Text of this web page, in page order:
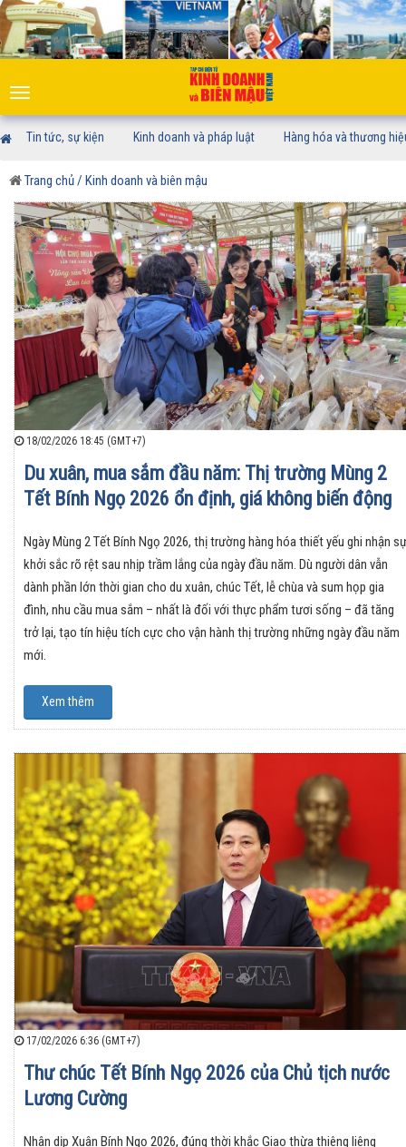
Toggle
navigation
Tin tức, sự kiện Kinh doanh và pháp luật Hàng hóa và thương
Trang chủ/ Kinh doanh và biên mậu
18/02/2026 18:45 (GMT+7)
Du xuân, mua sắm đầu năm: Thị trường Mùng 2
Tết Bính Ngọ 2026 ổn định, giá không biến động
Ngày Mùng 2 Tết Bính Ngọ 2026, thị trường hàng hóa thiết yếu ghi nhận sự
khởi sắc rõ rệt sau nhịp trầm lắng của ngày đầu năm. Dù người dân vẫn
dành phần lớn thời gian cho du xuân, chúc Tết, lễ chùa và sum họp gia
đình, nhu cầu mua sắm – nhất là đối với thực phẩm tươi sống – đã tăng
trở lại, tạo tín hiệu tích cực cho vận hành thị trường những ngày đầu năm
mới.
Xem thêm
17/02/2026 6:36 (GMT+7)
Thư chúc Tết Bính Ngọ 2026 của Chủ tịch nước
Lương Cường
Nhân dịp Xuân Bính Ngọ 2026, đúng thời khắc Giao thừa thiêng liêng